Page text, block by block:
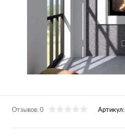
Отзывов: 0 Артикул: